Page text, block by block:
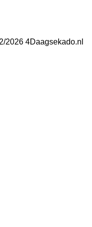
4Daagsekado.nl